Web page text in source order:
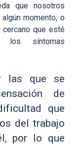
que nosotros
momento, o
cercano que esté
los síntomas
las que se
de
que
del trabajo
por lo que